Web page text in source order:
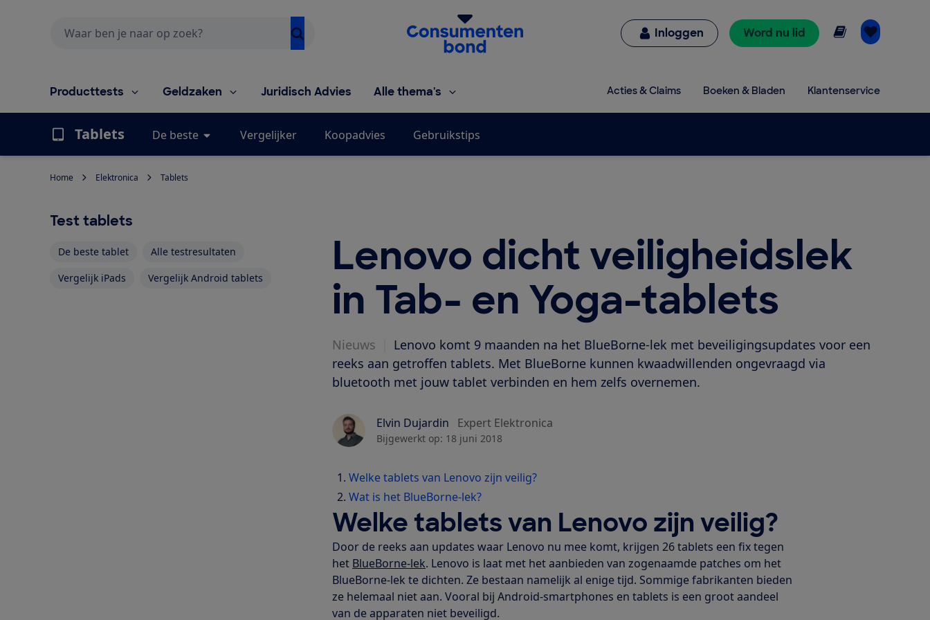
Homepage van de Consumentenbond
Inloggen Word nu lid Online lezen
Producttests Geldzaken Juridisch Advies Alle thema's Acties & Claims Boeken & Bladen Klantenservice
Tablets De beste Vergelijker Koopadvies Gebruikstips
Home Elektronica Tablets
Lenovo dicht veiligheidslek
in Tab- en Yoga-tablets
Nieuws
Lenovo komt 9 maanden na het BlueBorne-lek met beveiligingsupdates voor een
reeks aan getroffen tablets. Met BlueBorne kunnen kwaadwillenden ongevraagd via
bluetooth met jouw tablet verbinden en hem zelfs overnemen.
Elvin Dujardin Expert Elektronica
Bijgewerkt op: 18 juni 2018
Welke tablets van Lenovo zijn veilig?
Wat is het BlueBorne-lek?
Welke tablets van Lenovo zijn veilig?
Door de reeks aan updates waar Lenovo nu mee komt, krijgen 26 tablets een fix tegen
het BlueBorne-lek. Lenovo is laat met het aanbieden van zogenaamde patches om het
BlueBorne-lek te dichten. Ze bestaan namelijk al enige tijd. Sommige fabrikanten bieden
ze helemaal niet aan. Vooral bij Android-smartphones en tablets is een groot aandeel
van de apparaten niet beveiligd.
Test tablets
De beste tablet
Alle testresultaten
Vergelijk iPads
Vergelijk Android tablets